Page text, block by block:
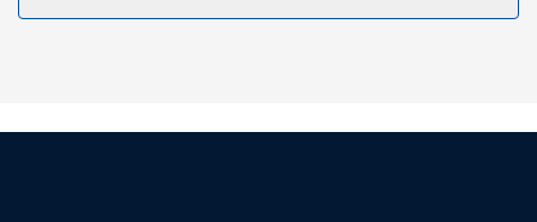
Gönn dir einen Besuch des Wellnessbereichs, der
die Uhr geöffnet). Dieses Hotel bietet auch kostenloses